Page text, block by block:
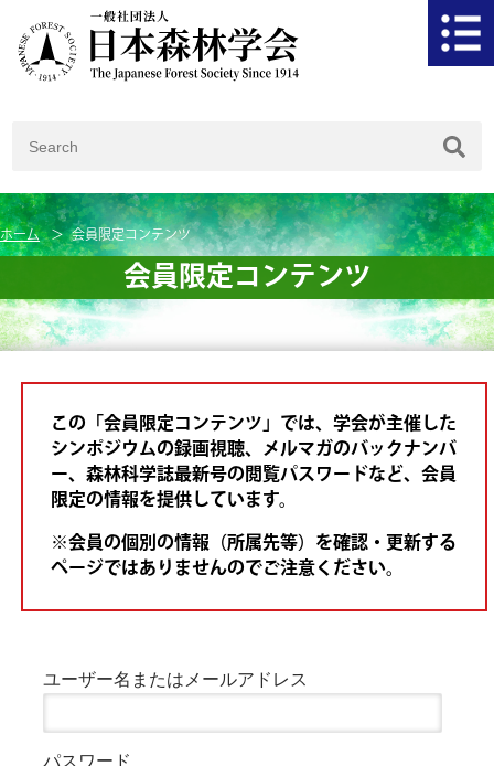
ホーム 会員限定コンテンツ
会員限定コンテンツ
この「会員限定コンテンツ」では、学会が主催した
シンポジウムの録画視聴、メルマガのバックナンバ
ー、森林科学誌最新号の閲覧パスワードなど、会員
限定の情報を提供しています。
※会員の個別の情報（所属先等）を確認・更新する
ページではありませんのでご注意ください。
ユーザー名またはメールアドレス
パスワード